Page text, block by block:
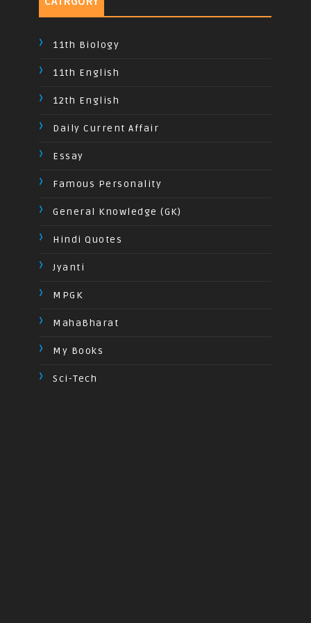
11th Biology
11th English
12th English
Daily Current Affair
Essay
Famous Personality
General Knowledge (GK)
Hindi Quotes
Jyanti
MPGK
MahaBharat
My Books
Sci-Tech